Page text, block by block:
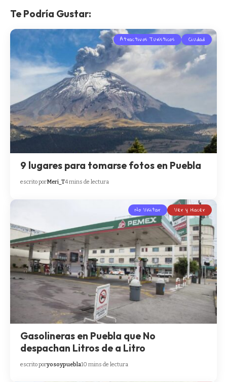
Te Podría Gustar:
Atractivos Turísticos Ciudad
9 lugares para tomarse fotos en Puebla
escrito porMeri_T4 mins de lectura
No Visitar Ver y Hacer
Gasolineras en Puebla que No
despachan Litros de a Litro
escrito poryosoypuebla10 mins de lectura